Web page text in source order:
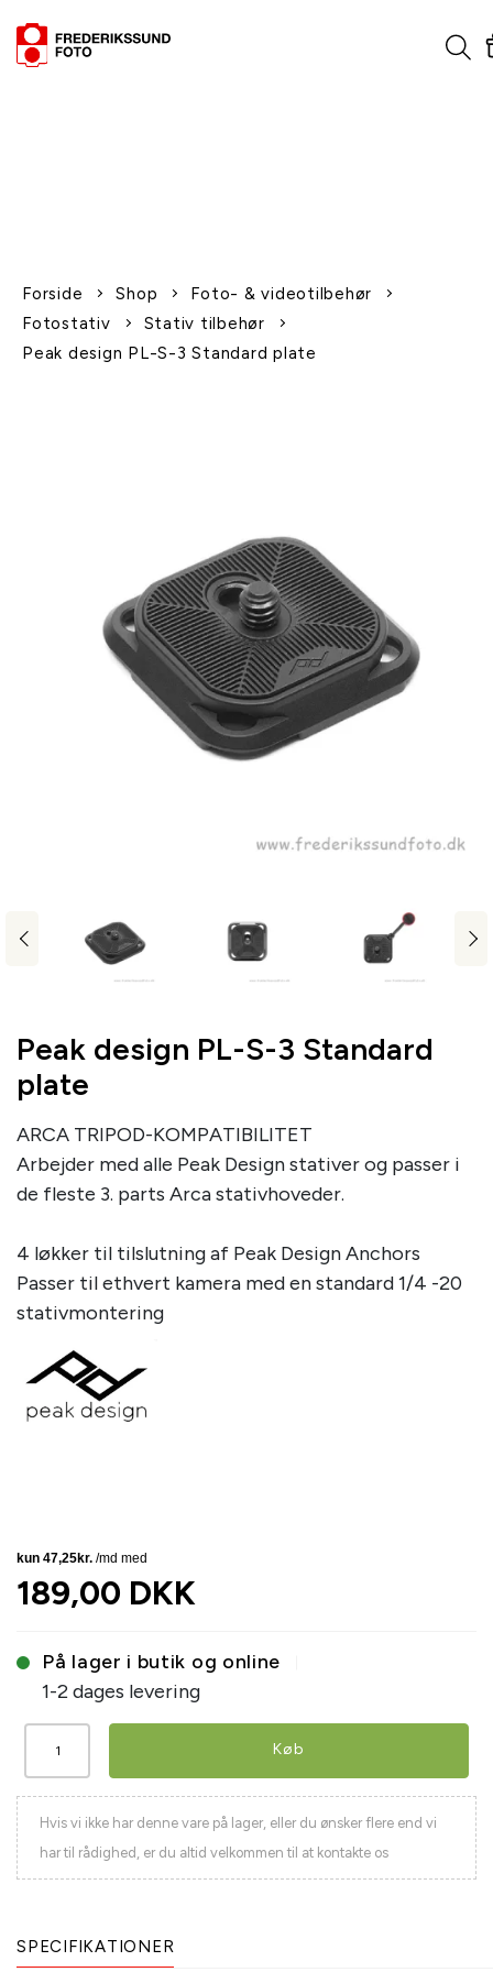
Forside Shop
Foto- & videotilbehør
Fotostativ
Stativ tilbehør
Peak design PL-S-3 Standard plate
Peak design PL-S-3 Standard
plate
ARCA TRIPOD-KOMPATIBILITET
Arbejder med alle Peak Design stativer og passer i
de fleste 3. parts Arca stativhoveder.
4 løkker til tilslutning af Peak Design Anchors
Passer til ethvert kamera med en standard 1/4 -20
stativmontering
189,00 DKK
På lager i butik og online
1-2 dages levering
Køb
Hvis vi ikke har denne vare på lager, eller du ønsker flere end vi
har til rådighed, er du altid velkommen til at kontakte os
SPECIFIKATIONER